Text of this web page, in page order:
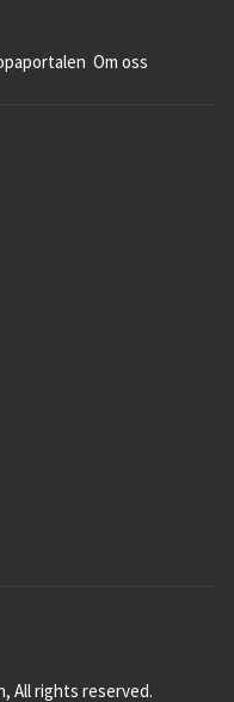
Om oss
All rights reserved.